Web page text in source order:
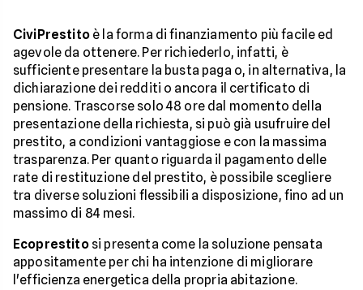
CiviPrestitoè la forma di finanziamento più facile ed
agevole da ottenere. Per richiederlo, infatti, è
sufficiente presentare la busta paga o, in alternativa, la
dichiarazione dei redditi o ancora il certificato di
pensione. Trascorse solo 48 ore dal momento della
presentazione della richiesta, si può già usufruire del
prestito, a condizioni vantaggiose e con la massima
trasparenza. Per quanto riguarda il pagamento delle
rate di restituzione del prestito, è possibile scegliere
tra diverse soluzioni flessibili a disposizione, fino ad un
massimo di 84 mesi.
Ecoprestitosi presenta come la soluzione pensata
appositamente per chi ha intenzione di migliorare
l'efficienza energetica della propria abitazione.